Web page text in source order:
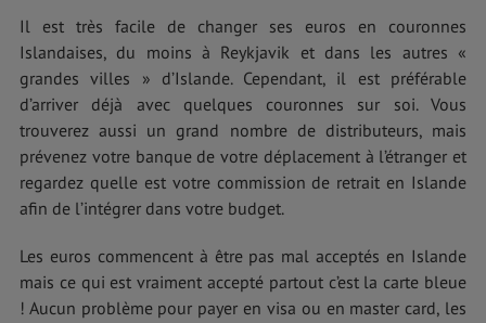
Il est très facile de changer ses euros en couronnes
Islandaises, du moins à Reykjavik et dans les autres «
grandes villes » d’Islande. Cependant, il est préférable
d’arriver déjà avec quelques couronnes sur soi. Vous
trouverez aussi un grand nombre de distributeurs, mais
prévenez votre banque de votre déplacement à l’étranger et
regardez quelle est votre commission de retrait en Islande
afin de l’intégrer dans votre budget.
Les euros commencent à être pas mal acceptés en Islande
mais ce qui est vraiment accepté partout c’est la carte bleue
! Aucun problème pour payer en visa ou en master card, les